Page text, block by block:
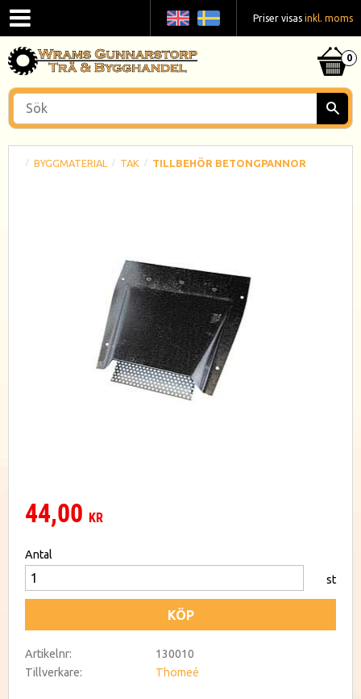
Priser visas inkl. moms
BYGGMATERIAL TAK TILLBEHÖR BETONGPANNOR
44,00 KR
Antal
st
KÖP
Artikelnr
130010
Tillverkare
Thomeé